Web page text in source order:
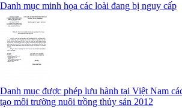
Danh mục minh họa các loài đang bị nguy cấp
Danh mục được phép lưu hành tại Việt Nam
tạo môi trường nuôi trồng thủy sản 2012